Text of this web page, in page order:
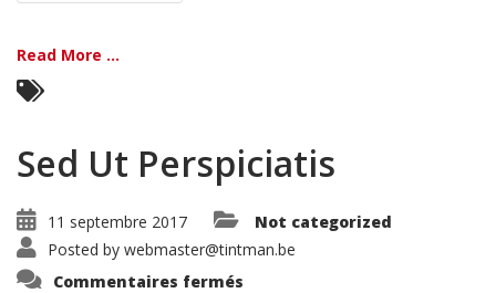
Read More ...
Sed Ut Perspiciatis
11 septembre 2017
Not categorized
Posted by webmaster@tintman.be
Commentaires fermés